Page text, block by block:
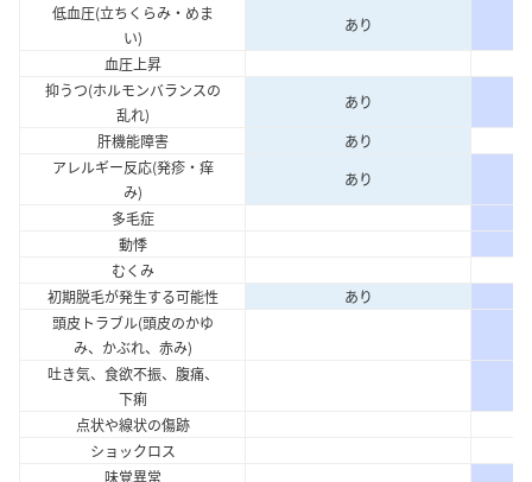
低血圧(立ちくらみ・めま
い)
あり
血圧上昇
抑うつ(ホルモンバランスの
乱れ)
あり
肝機能障害
あり
アレルギー反応(発疹・痒
み)
あり
多毛症
動悸
むくみ
初期脱毛が発生する可能性
あり
頭皮トラブル(頭皮のかゆ
み、かぶれ、赤み)
吐き気、食欲不振、腹痛、
下痢
点状や線状の傷跡
ショックロス
味覚異常